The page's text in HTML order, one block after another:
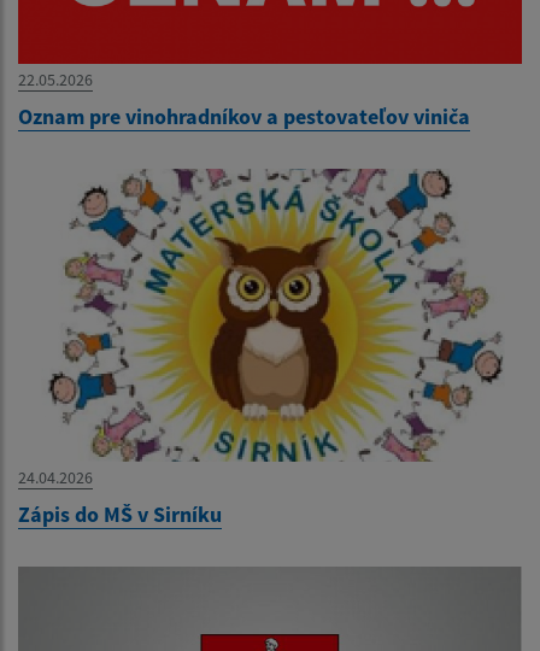
22.05.2026
Oznam pre vinohradníkov a pestovateľov viniča
24.04.2026
Zápis do MŠ v Sirníku